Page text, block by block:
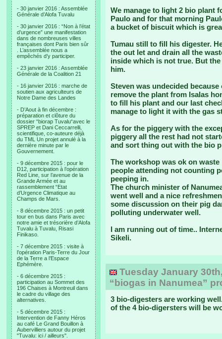
- 30 janvier 2016 : Assemblée
Générale d’Alofa Tuvalu
- 30 janvier 2016 : “Non à l’état
d’urgence” une manifestation
dans de nombreuses villes
françaises dont Paris bien sûr
. L’assemblée nous a
empêchés d’y participer.
- 23 janvier 2016 : Assemblée
Générale de la Coalition 21
- 16 janvier 2016 : marche de
soutien aux agriculteurs de
Notre Dame des Landes
- D’Aout à fin décembre :
préparation et clôture du
dossier “biorap Tuvalu“avec le
SPREP et Dani Ceccarrelli,
scientifique, co-auteure déjà
du TML Un projet annulé à la
dernière minute par le
Gouvernement.
- 9 décembre 2015 : pour le
D12, participation à l’opération
Red Line, sur l’avenue de la
Grande Armée et au
rassemblement “Etat
d’Urgence Climatique au
Champs de Mars.
- 8 décembre 2015 : un petit
tour en bus dans Paris avec
notre amie et trésorière d’Alofa
Tuvalu à Tuvalu, Risasi
Finikaso.
- 7 décembre 2015 : visite à
l’opération Paris-Terre du Jour
de la Terre a l’Espace
Ephémère.
- 6 décembre 2015 :
participation au Sommet des
196 Chaises à Montreuil dans
le cadre du village des
alternatives.
- 5 décembre 2015 :
Intervention de Fanny Héros
au café Le Grand Bouillon à
Aubervilliers autour du projet
"Tuvalu: ici / ailleurs".
We manage to light 2 bio plant
Paulo and for that morning
a bucket of biscuit which is
Tumau still to fill his digester.
the out let and drain all the
inside which is not true. But
him.
Steven was undecided
remove the plant from Isalas
to fill his plant and our last
manage to light it with the gas
As for the piggery with the
piggery all the rest had not
and sort thing out with the bio
The workshop was ok on
people attending not counting
peeping in.
The church minister of
went well and a nice
some discussion on their pig
polluting underwater well.
I am running out of time..
Sikeli.
Tuesday January
“biogas in Nanumea”
3 bio-digesters are working
of the 4 bio-digersters will be